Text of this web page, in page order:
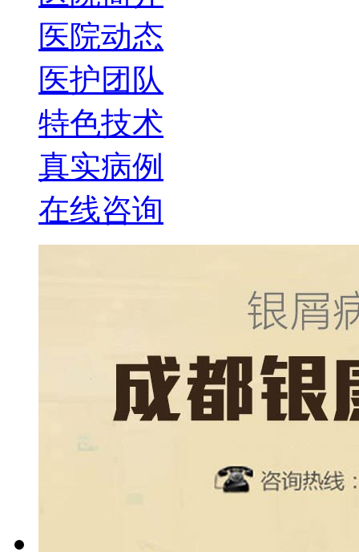
医院动态
医护团队
特色技术
真实病例
在线咨询